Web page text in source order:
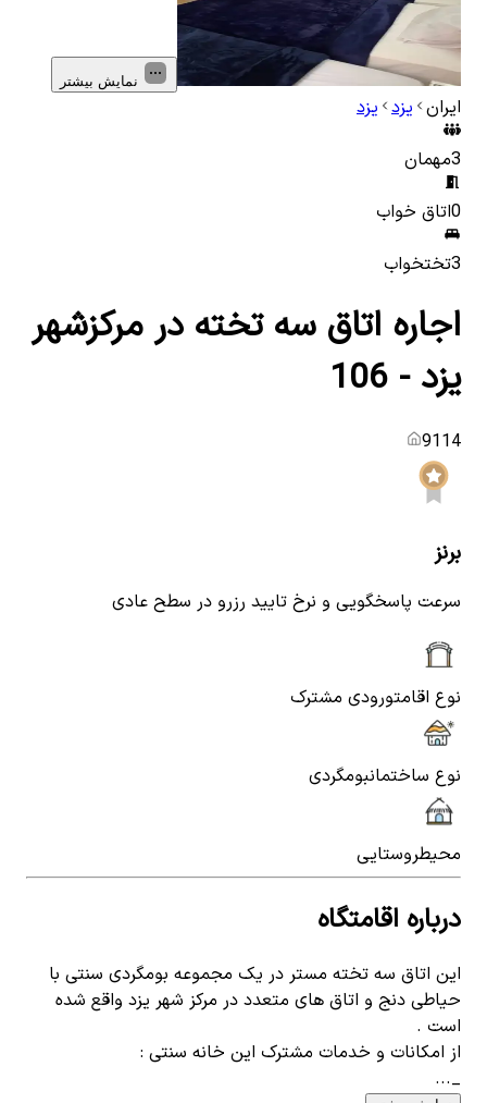
نمایش بیشتر
ایران یزد یزد
3مهمان
0اتاق خواب
3تختخواب
اجاره اتاق سه تخته در مرکزشهر
یزد - 106
9114
برنز
سرعت پاسخگویی و نرخ تایید رزرو در سطح عادی
نوع اقامتورودی مشترک
نوع ساختمانبومگردی
محیطروستایی
درباره اقامتگاه
این اتاق سه تخته مستر در یک مجموعه بومگردی سنتی با
حیاطی دنج و اتاق های متعدد در مرکز شهر یزد واقع شده
است .
از امکانات و خدمات مشترک این خانه سنتی :
_...